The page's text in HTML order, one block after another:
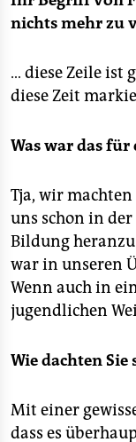
nichts mehr zu
… diese Zeile ist
diese Zeit
Was war das für
Tja, wir
uns schon in
Bildung
war in unseren
Wenn auch in
jugendlichen
Wie dachten Sie
Mit einer
dass es